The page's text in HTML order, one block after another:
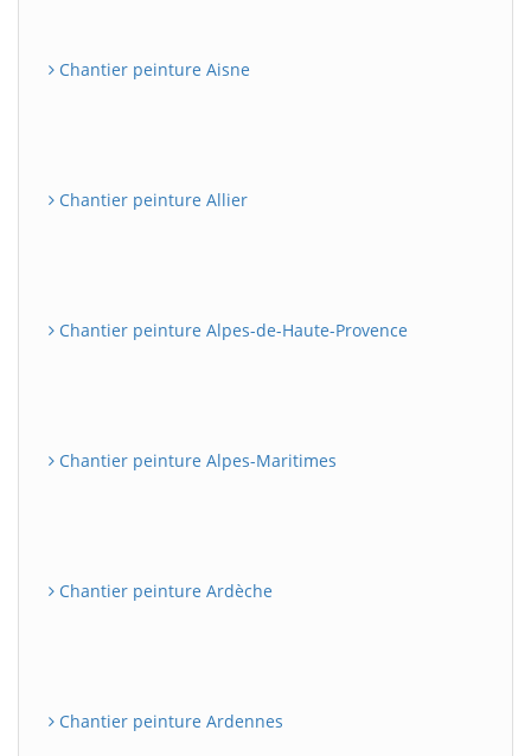
Chantier peinture Aisne
Chantier peinture Allier
Chantier peinture Alpes-de-Haute-Provence
Chantier peinture Alpes-Maritimes
Chantier peinture Ardèche
Chantier peinture Ardennes